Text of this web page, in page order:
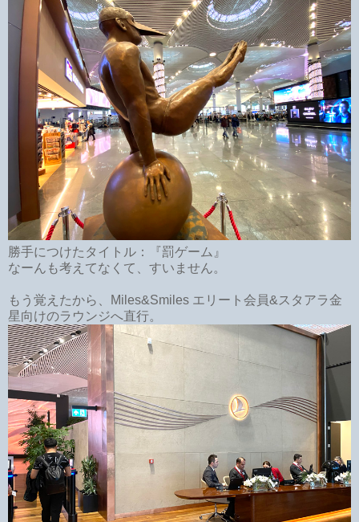
勝手につけたタイトル：『罰ゲーム』
なーんも考えてなくて、すいません。
もう覚えたから、Miles&Smiles エリート会員&スタアラ金
星向けのラウンジへ直行。